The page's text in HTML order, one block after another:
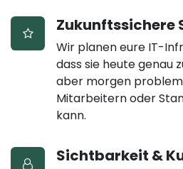
Zukunftssichere
Wir planen eure IT-
dass sie heute genau
aber morgen
Mitarbeitern oder
kann.
Sichtbarkeit &